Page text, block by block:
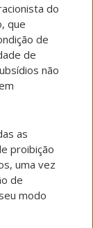
do
que
de
de
não
as
proibição
uma vez
de
modo